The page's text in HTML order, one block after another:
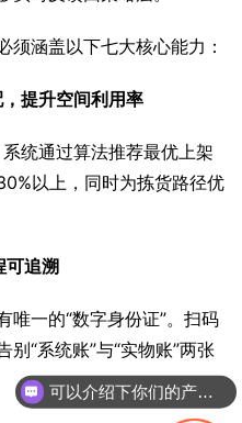
须涵盖以下七大核心能力：
提升空间利用率
统通过算法推荐最优上架
以上，同时为拣货路径优
可追溯
唯一的“数字身份证”。扫码
“系统账”与“实物账”两张
可以介绍下你们的产品么
你们是怎么收费的呢